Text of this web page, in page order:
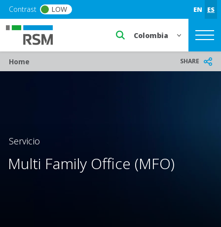
Skip to main content
Contrast LOW EN ES
Select a region or
Breadcrumb
Home SHARE
Servicio
Multi Family Office (MFO)